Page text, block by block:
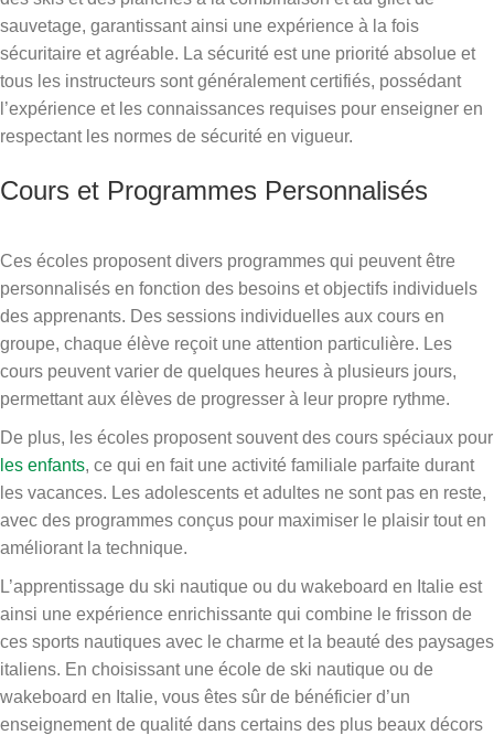
sauvetage, garantissant ainsi une expérience à la fois
sécuritaire et agréable. La sécurité est une priorité absolue et
tous les instructeurs sont généralement certifiés, possédant
l’expérience et les connaissances requises pour enseigner en
respectant les normes de sécurité en vigueur.
Cours et Programmes Personnalisés
Ces écoles proposent divers programmes qui peuvent être
personnalisés en fonction des besoins et objectifs individuels
des apprenants. Des sessions individuelles aux cours en
groupe, chaque élève reçoit une attention particulière. Les
cours peuvent varier de quelques heures à plusieurs jours,
permettant aux élèves de progresser à leur propre rythme.
De plus, les écoles proposent souvent des cours spéciaux pour
les enfants, ce qui en fait une activité familiale parfaite durant
les vacances. Les adolescents et adultes ne sont pas en reste,
avec des programmes conçus pour maximiser le plaisir tout en
améliorant la technique.
L’apprentissage du ski nautique ou du wakeboard en Italie est
ainsi une expérience enrichissante qui combine le frisson de
ces sports nautiques avec le charme et la beauté des paysages
italiens. En choisissant une école de ski nautique ou de
wakeboard en Italie, vous êtes sûr de bénéficier d’un
enseignement de qualité dans certains des plus beaux décors